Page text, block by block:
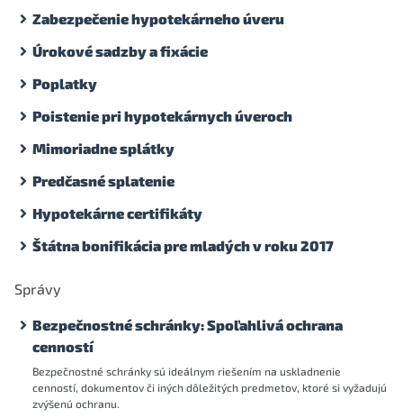
Zabezpečenie hypotekárneho úveru
Úrokové sadzby a fixácie
Poplatky
Poistenie pri hypotekárnych úveroch
Mimoriadne splátky
Predčasné splatenie
Hypotekárne certifikáty
Štátna bonifikácia pre mladých v roku 2017
Správy
Bezpečnostné schránky: Spoľahlivá ochrana
cenností
Bezpečnostné schránky sú ideálnym riešením na uskladnenie
cenností, dokumentov či iných dôležitých predmetov, ktoré si vyžadujú
zvýšenú ochranu.